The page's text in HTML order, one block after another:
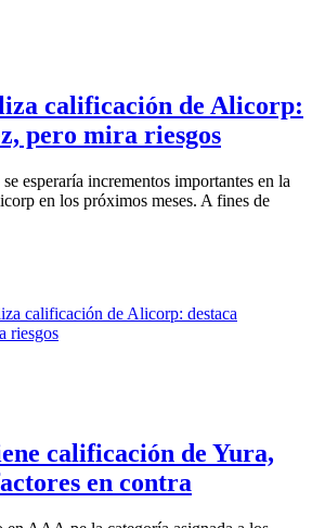
calificación de Alicorp:
pero mira riesgos
esperaría incrementos importantes en la
en los próximos meses. A fines de
calificación de Yura,
en contra